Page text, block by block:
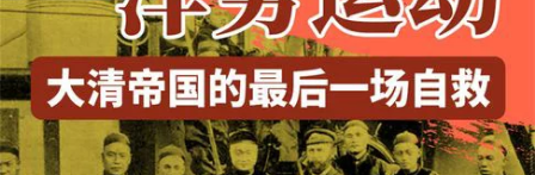
3C家電 運動休閒 親子玩具
女裝 男裝 化妝保養 情趣用品